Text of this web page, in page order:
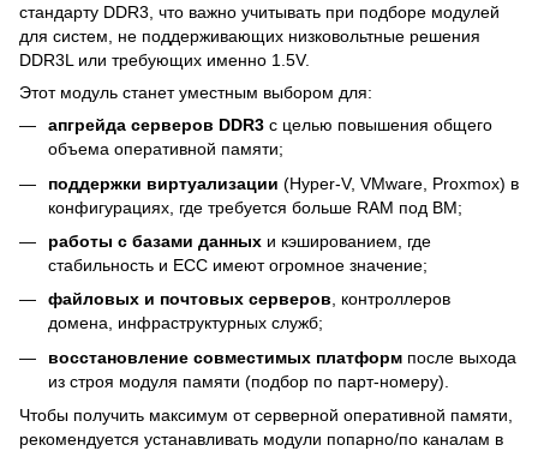
стандарту DDR3, что важно учитывать при подборе модулей
для систем, не поддерживающих низковольтные решения
DDR3L или требующих именно 1.5V.
Этот модуль станет уместным выбором для:
апгрейда серверов DDR3 с целью повышения общего
объема оперативной памяти;
поддержки виртуализации (Hyper-V, VMware, Proxmox) в
конфигурациях, где требуется больше RAM под ВМ;
работы с базами данных и кэшированием, где
стабильность и ECC имеют огромное значение;
файловых и почтовых серверов, контроллеров
домена, инфраструктурных служб;
восстановление совместимых платформ после выхода
из строя модуля памяти (подбор по парт-номеру).
Чтобы получить максимум от серверной оперативной памяти,
рекомендуется устанавливать модули попарно/по каналам в